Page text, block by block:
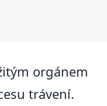
orgánem
trávení.